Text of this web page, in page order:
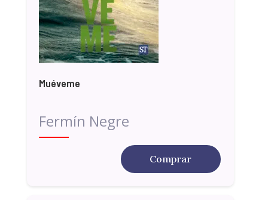
Muéveme
Fermín Negre
Comprar